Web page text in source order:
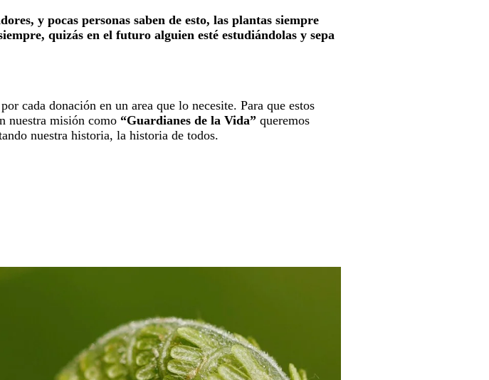
y pocas personas saben de esto, las plantas siempre
quizás en el futuro alguien esté estudiándolas y sepa
cada donación en un area que lo necesite. Para que estos
nuestra misión como “Guardianes de la Vida” queremos
nuestra historia, la historia de todos.